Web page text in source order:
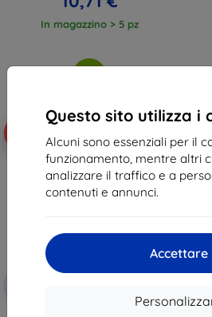
Questo sito utilizza i
Alcuni sono essenziali per il
funzionamento, mentre altri
analizzare il traffico e a
contenuti e annunci.
Accettare
In magazzino > 5 pz